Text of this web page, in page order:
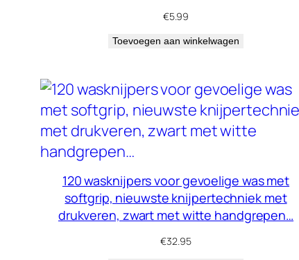
€5.99
Toevoegen aan winkelwagen
120 wasknijpers voor gevoelige was met
softgrip, nieuwste knijpertechniek met
drukveren, zwart met witte handgrepen…
€32.95